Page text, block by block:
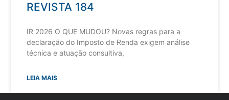
REVISTA 184
IR 2026 O QUE MUDOU? Novas regras para a
declaração do Imposto de Renda exigem análise
técnica e atuação consultiva,
LEIA MAIS